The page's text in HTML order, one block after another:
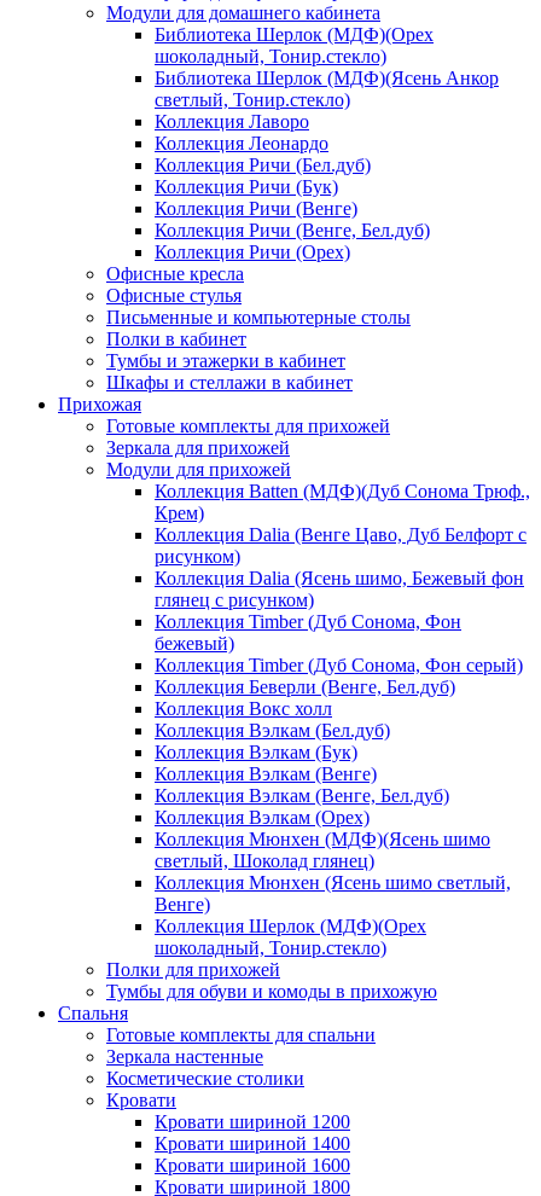
Модули для домашнего кабинета
Библиотека Шерлок (МДФ)(Орех
шоколадный, Тонир.стекло)
Библиотека Шерлок (МДФ)(Ясень Анкор
светлый, Тонир.стекло)
Коллекция Лаворо
Коллекция Леонардо
Коллекция Ричи (Бел.дуб)
Коллекция Ричи (Бук)
Коллекция Ричи (Венге)
Коллекция Ричи (Венге, Бел.дуб)
Коллекция Ричи (Орех)
Офисные кресла
Офисные стулья
Письменные и компьютерные столы
Полки в кабинет
Тумбы и этажерки в кабинет
Шкафы и стеллажи в кабинет
Прихожая
Готовые комплекты для прихожей
Зеркала для прихожей
Модули для прихожей
Коллекция Batten (МДФ)(Дуб Сонома Трюф.,
Крем)
Коллекция Dalia (Венге Цаво, Дуб Белфорт с
рисунком)
Коллекция Dalia (Ясень шимо, Бежевый фон
глянец с рисунком)
Коллекция Timber (Дуб Сонома, Фон
бежевый)
Коллекция Timber (Дуб Сонома, Фон серый)
Коллекция Беверли (Венге, Бел.дуб)
Коллекция Вокс холл
Коллекция Вэлкам (Бел.дуб)
Коллекция Вэлкам (Бук)
Коллекция Вэлкам (Венге)
Коллекция Вэлкам (Венге, Бел.дуб)
Коллекция Вэлкам (Орех)
Коллекция Мюнхен (МДФ)(Ясень шимо
светлый, Шоколад глянец)
Коллекция Мюнхен (Ясень шимо светлый,
Венге)
Коллекция Шерлок (МДФ)(Орех
шоколадный, Тонир.стекло)
Полки для прихожей
Тумбы для обуви и комоды в прихожую
Спальня
Готовые комплекты для спальни
Зеркала настенные
Косметические столики
Кровати
Кровати шириной 1200
Кровати шириной 1400
Кровати шириной 1600
Кровати шириной 1800